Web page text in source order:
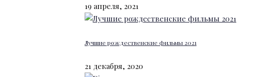
19 апреля, 2021
Лучшие рождественские фильмы 2021
21 декабря, 2020